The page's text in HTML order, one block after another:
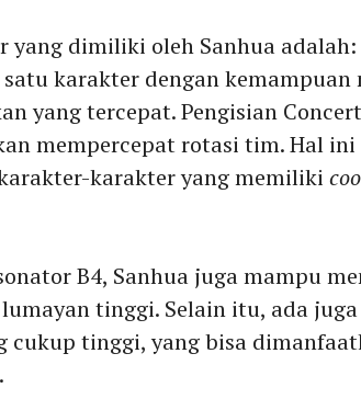
yang dimiliki oleh Sanhua adalah:
karakter dengan kemampuan
yang tercepat. Pengisian
mempercepat rotasi tim. Hal ini
karakter yang memiliki
B4, Sanhua juga mampu
tinggi. Selain itu, ada juga
cukup tinggi, yang bisa